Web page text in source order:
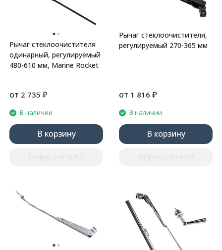
Рычаг стеклоочистителя
одинарный, регулируемый
480-610 мм, Marine Rocket
от 2 735 ₽
В наличии
В корзину
Рычаг стеклоочистителя,
регулируемый 270-365 мм
от 1 816 ₽
В наличии
В корзину